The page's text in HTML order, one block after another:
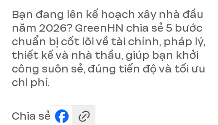
Bạn đang lên kế hoạch xây nhà đầu
năm 2026? GreenHN chia sẻ 5 bước
chuẩn bị cốt lõi về tài chính, pháp lý,
thiết kế và nhà thầu, giúp bạn khởi
công suôn sẻ, đúng tiến độ và tối ưu
chi phí.
Chia sẻ